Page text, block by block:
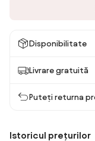
Disponibilitate
Livrare gratuită
Puteți returna
Istoricul prețurilor